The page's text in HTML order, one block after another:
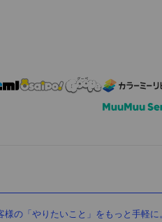
様の「やりたいこと」をもっと手軽